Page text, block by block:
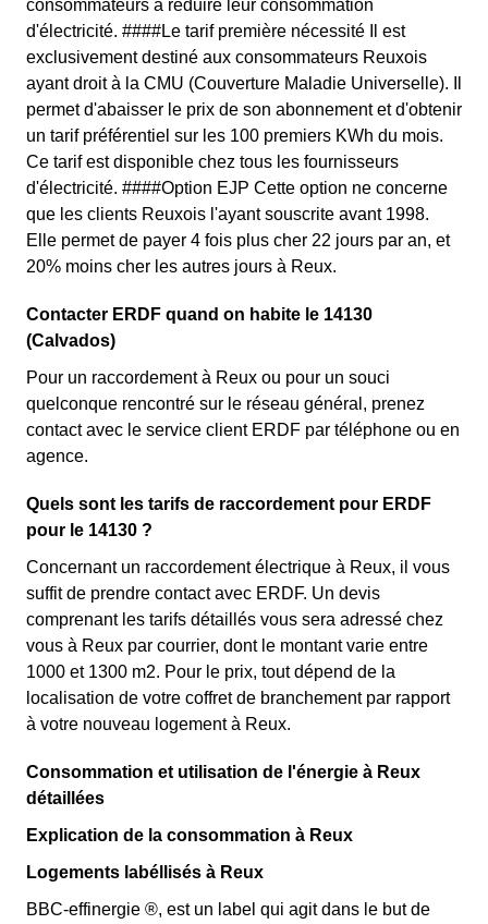
consommateurs à réduire leur consommation
d'électricité. ####Le tarif première nécessité Il est
exclusivement destiné aux consommateurs Reuxois
ayant droit à la CMU (Couverture Maladie Universelle). Il
permet d'abaisser le prix de son abonnement et d'obtenir
un tarif préférentiel sur les 100 premiers KWh du mois.
Ce tarif est disponible chez tous les fournisseurs
d'électricité. ####Option EJP Cette option ne concerne
que les clients Reuxois l'ayant souscrite avant 1998.
Elle permet de payer 4 fois plus cher 22 jours par an, et
20% moins cher les autres jours à Reux.
Contacter ERDF quand on habite le 14130
(Calvados)
Pour un raccordement à Reux ou pour un souci
quelconque rencontré sur le réseau général, prenez
contact avec le service client ERDF par téléphone ou en
agence.
Quels sont les tarifs de raccordement pour ERDF
pour le 14130 ?
Concernant un raccordement électrique à Reux, il vous
suffit de prendre contact avec ERDF. Un devis
comprenant les tarifs détaillés vous sera adressé chez
vous à Reux par courrier, dont le montant varie entre
1000 et 1300 m2. Pour le prix, tout dépend de la
localisation de votre coffret de branchement par rapport
à votre nouveau logement à Reux.
Consommation et utilisation de l'énergie à Reux
détaillées
Explication de la consommation à Reux
Logements labéllisés à Reux
BBC-effinergie ®, est un label qui agit dans le but de